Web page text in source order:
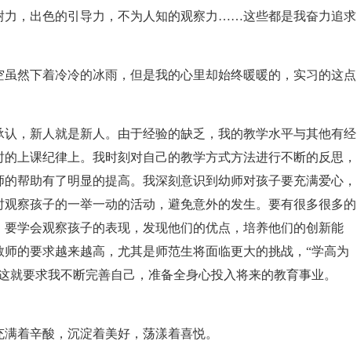
力，出色的引导力，不为人知的观察力……这些都是我奋力追求
然下着冷冷的冰雨，但是我的心里却始终暖暖的，实习的这点
，新人就是新人。由于经验的缺乏，我的教学水平与其他有经
上课纪律上。我时刻对自己的教学方式方法进行不断的反思，
帮助有了明显的提高。我深刻意识到幼师对孩子要充满爱心，
察孩子的一举一动的活动，避免意外的发生。要有很多很多的
学会观察孩子的表现，发现他们的优点，培养他们的创新能
的要求越来越高，尤其是师范生将面临更大的挑战，“学高为
就要求我不断完善自己，准备全身心投入将来的教育事业。
着辛酸，沉淀着美好，荡漾着喜悦。